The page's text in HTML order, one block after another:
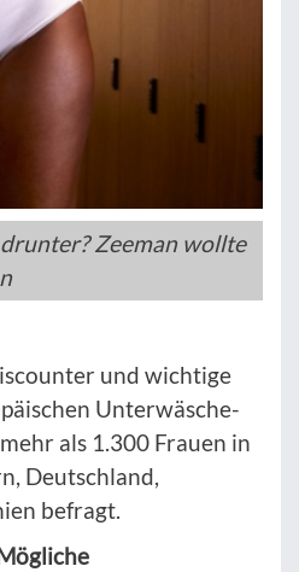
Zeeman wollte
und wichtige
Unterwäsche-
als 1.300 Frauen in
Deutschland,
befragt.